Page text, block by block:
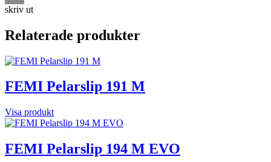
Email
skriv ut
Relaterade produkter
FEMI Pelarslip 191 M
Visa produkt
FEMI Pelarslip 194 M EVO